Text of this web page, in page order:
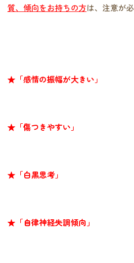
質、傾向をお持ちの方は、注意が
★「感情の振幅が大きい」
★「傷つきやすい」
★「白黒思考」
★「自律神経失調傾向」